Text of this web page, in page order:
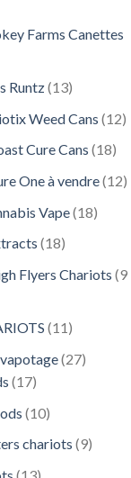
Farms Canettes
Runtz 1313
Weed Cans 1212
Cure Cans 1818
One à vendre 1212
Vape 1818
1818
Flyers Chariots 9
1111
2727
1717
1010
chariots 99
1313